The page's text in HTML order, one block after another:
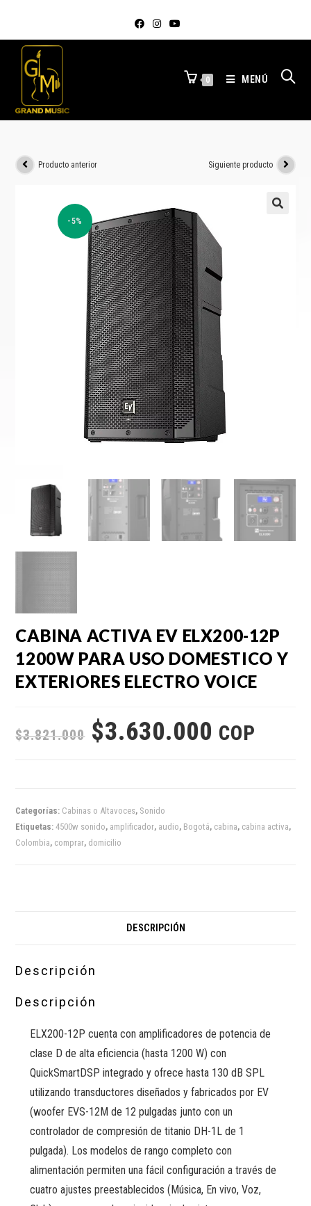
0 MENÚ
-5%
Producto anterior Siguiente producto
CABINA ACTIVA EV ELX200-12P
1200W PARA USO DOMESTICO Y
EXTERIORES ELECTRO VOICE
$3.821.000 $3.630.000 COP
Categorías: Cabinas o Altavoces, Sonido
Etiquetas:4500w sonido, amplificador, audio, Bogotá, cabina, cabina activa,
Colombia, comprar, domicilio
DESCRIPCIÓN
Descripción
Descripción
ELX200-12P cuenta con amplificadores de potencia de
clase D de alta eficiencia (hasta 1200 W) con
QuickSmartDSP integrado y ofrece hasta 130 dB SPL
utilizando transductores diseñados y fabricados por EV
(woofer EVS-12M de 12 pulgadas junto con un
controlador de compresión de titanio DH-1L de 1
pulgada). Los modelos de rango completo con
alimentación permiten una fácil configuración a través de
cuatro ajustes preestablecidos (Música, En vivo, Voz,